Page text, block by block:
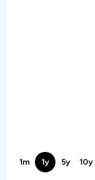
1m 1y 5y 10y